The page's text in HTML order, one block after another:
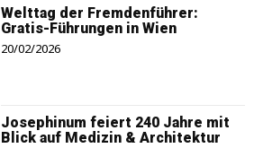
Welttag der Fremdenführer:
Gratis-Führungen in Wien
20/02/2026
Josephinum feiert 240 Jahre mit
Blick auf Medizin & Architektur